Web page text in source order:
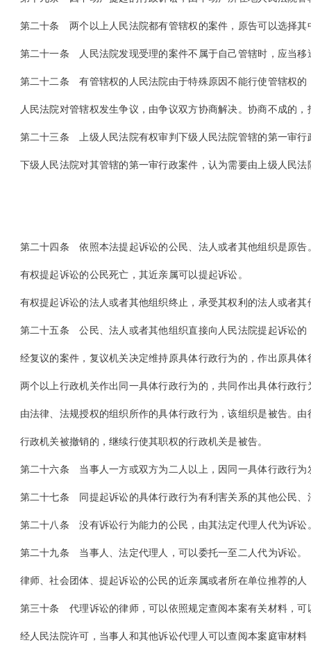
第二十条 两个以上人民法院都有管辖权的案件，原告可以选择
第二十一条 人民法院发现受理的案件不属于自己管辖时，应当
第二十二条有管辖权的人民法院由于特殊原因不能行使管辖权
人民法院对管辖权发生争议，由争议双方协商解决。协商不成的，
第二十三条上级人民法院有权审判下级人民法院管辖的第一审
下级人民法院对其管辖的第一审行政案件，认为需要由上级人民法
第二十四条依照本法提起诉讼的公民、法人或者其他组织是原告
有权提起诉讼的公民死亡，其近亲属可以提起诉讼。
有权提起诉讼的法人或者其他组织终止，承受其权利的法人或者其
第二十五条公民、法人或者其他组织直接向人民法院提起诉讼
经复议的案件，复议机关决定维持原具体行政行为的，作出原具体
两个以上行政机关作出同一具体行政行为的，共同作出具体行政行
由法律、法规授权的组织所作的具体行政行为，该组织是被告。由
行政机关被撤销的，继续行使其职权的行政机关是被告。
第二十六条 当事人一方或双方为二人以上，因同一具体行政行
第二十七条 同提起诉讼的具体行政行为有利害关系的其他公民
第二十八条没有诉讼行为能力的公民，由其法定代理人代为诉
第二十九条 当事人、法定代理人，可以委托一至二人代为诉讼。
律师、社会团体、提起诉讼的公民的近亲属或者所在单位推荐的人
第三十条 代理诉讼的律师，可以依照规定查阅本案有关材料，
经人民法院许可，当事人和其他诉讼代理人可以查阅本案庭审材料